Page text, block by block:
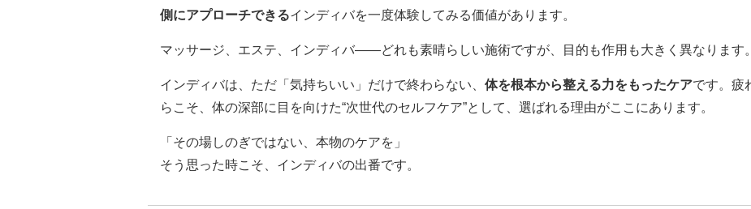
側にアプローチできるインディバを一度体験してみる価値があります。
マッサージ、エステ、インディバ――どれも素晴らしい施術ですが、目的も作用も大きく異なります。
インディバは、ただ「気持ちいい」だけで終わらない、 体を根本から整える力をもったケアです。疲
らこそ、体の深部に目を向けた“次世代のセルフケア”として、選ばれる理由がここにあります。
「その場しのぎではない、本物のケアを」
そう思った時こそ、インディバの出番です。